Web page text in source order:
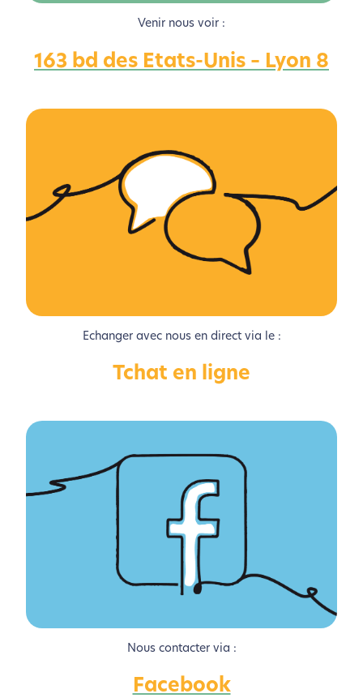
Nous avons développé ce site Internet dans le cadre
d’une démarche forte d’écoconception.
Si vous aussi vous souhaitez diminuer drastiquement
les besoins énergétiques nécessaires à votre
le parcourir dans son Mode
l’écoconception.
Venir nous voir :
163 bd des Etats-Unis – Lyon 8
Echanger avec nous en direct via le :
Tchat en ligne
Nous contacter via :
Facebook